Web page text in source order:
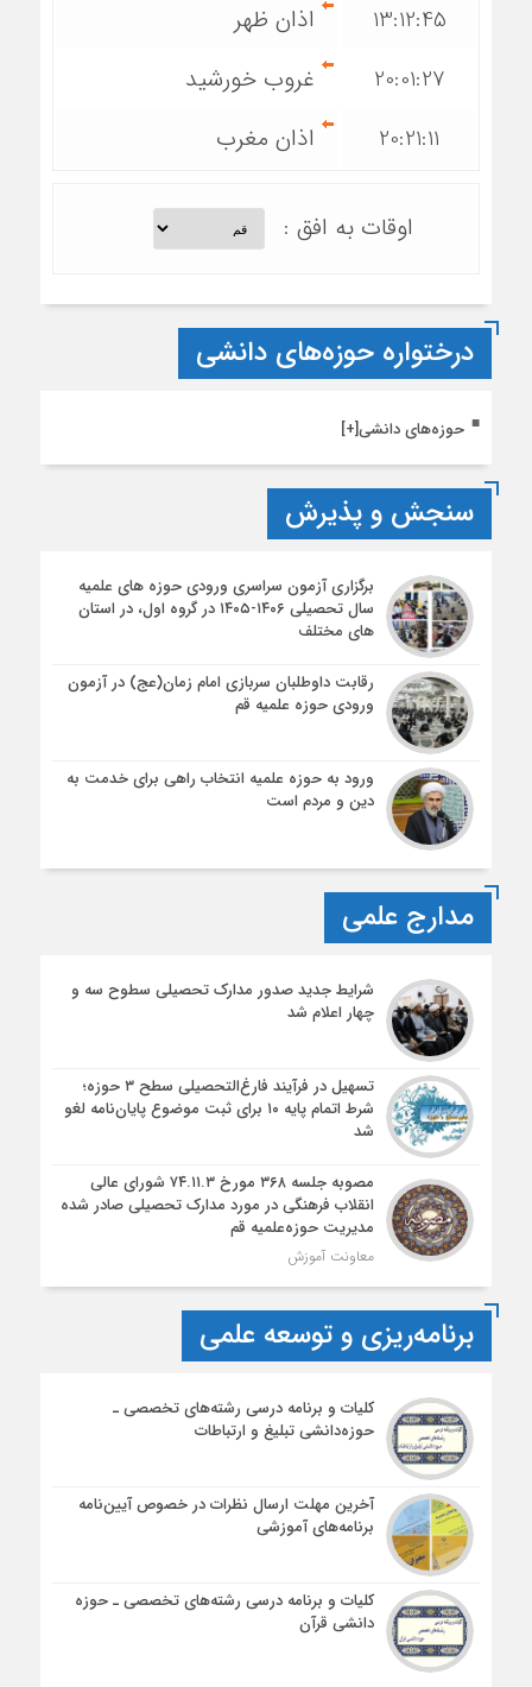
13:12:45
اذان ظهر
20:01:27
غروب خورشید
20:21:11
اذان مغرب
اوقات به افق :
درختواره حوزه‌های دانشی
حوزه‌های دانشی[+]
سنجش و پذیرش
برگزاری آزمون سراسری ورودی حوزه های علمیه
سال تحصیلی ۱۴۰۶-۱۴۰۵ در گروه اول، در استان
های مختلف
رقابت داوطلبان سربازی امام زمان(عج) در آزمون
ورودی حوزه علمیه قم
ورود به حوزه علمیه انتخاب راهی برای خدمت به
دین و مردم است
مدارج علمی
شرایط جدید صدور مدارک تحصیلی سطوح سه و
چهار اعلام شد
تسهیل در فرآیند فارغ‌التحصیلی سطح ۳ حوزه؛
شرط اتمام پایه ۱۰ برای ثبت موضوع پایان‌نامه لغو
شد
مصوبه جلسه ۳۶۸ مورخ ۷۴.۱۱.۳ شورای عالی
انقلاب فرهنگی در مورد مدارک تحصیلی صادر شده
مدیریت حوزه‌علمیه قم
معاونت آموزش
برنامه‌ریزی و توسعه علمی
کلیات و برنامه درسی رشته‌های تخصصی ـ
حوزه‌دانشی تبلیغ و ارتباطات
آخرین مهلت ارسال نظرات در خصوص آیین‌نامه‌
برنامه‌های آموزشی
کلیات و برنامه درسی رشته‌های تخصصی ـ حوزه
دانشی قرآن